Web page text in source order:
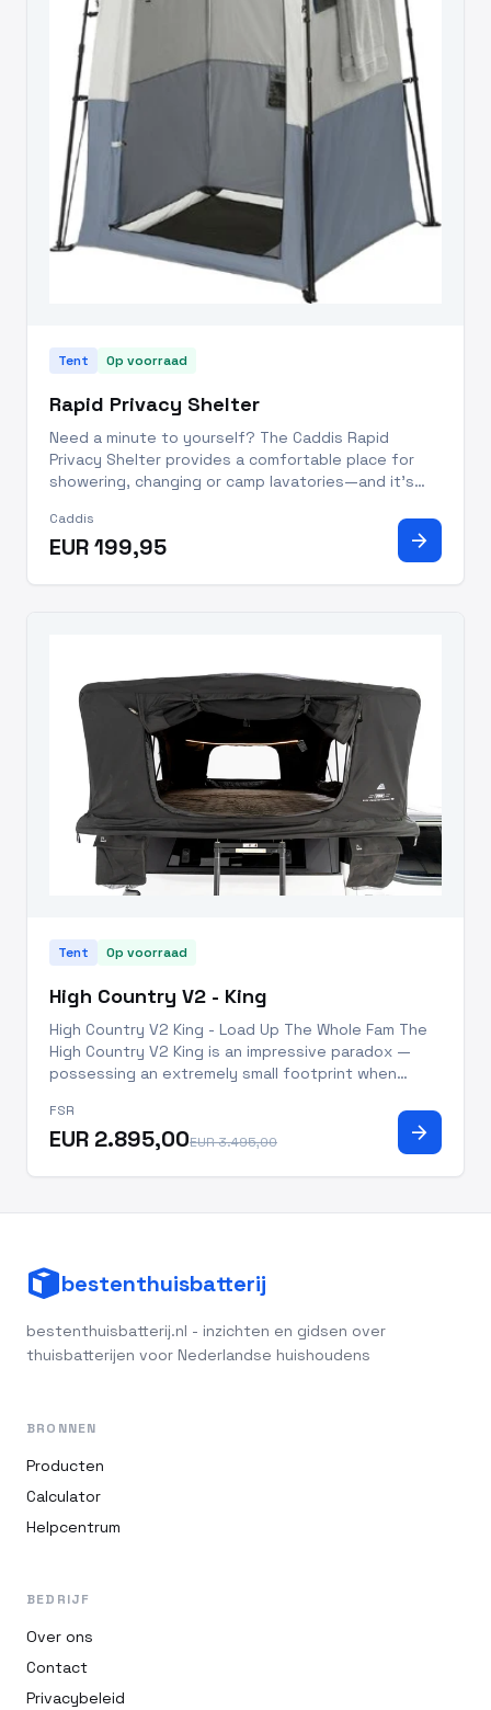
Tent Op voorraad
Rapid Privacy Shelter
Need a minute to yourself? The Caddis Rapid
Privacy Shelter provides a comfortable place for
showering, changing or camp lavatories—and it's
Caddis
EUR 199,95 arrow_forward
Tent Op voorraad
High Country V2 - King
High Country V2 King - Load Up The Whole Fam The
High Country V2 King is an impressive paradox —
possessing an extremely small footprint when
area of any of our rooftop tents when folded out.
For families and gr
FSR
EUR 2.895,00EUR 3.495,00 arrow_forward
bestenthuisbatterij
bestenthuisbatterij.nl - inzichten en gidsen over
thuisbatterijen voor Nederlandse huishoudens
BRONNEN
Producten
Calculator
Helpcentrum
BEDRIJF
Over ons
Contact
Privacybeleid